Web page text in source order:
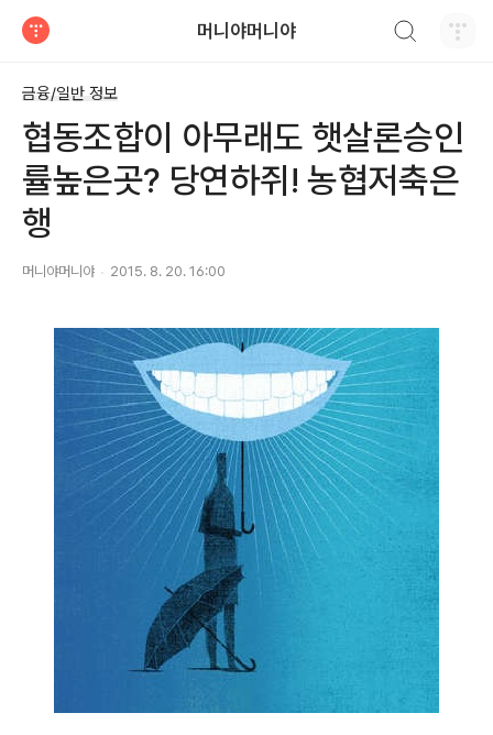
머니야머니야
금융/일반 정보
협동조합이 아무래도 햇살론승인
률높은곳? 당연하쥐! 농협저축은
행
머니야머니야 2015. 8. 20. 16:00